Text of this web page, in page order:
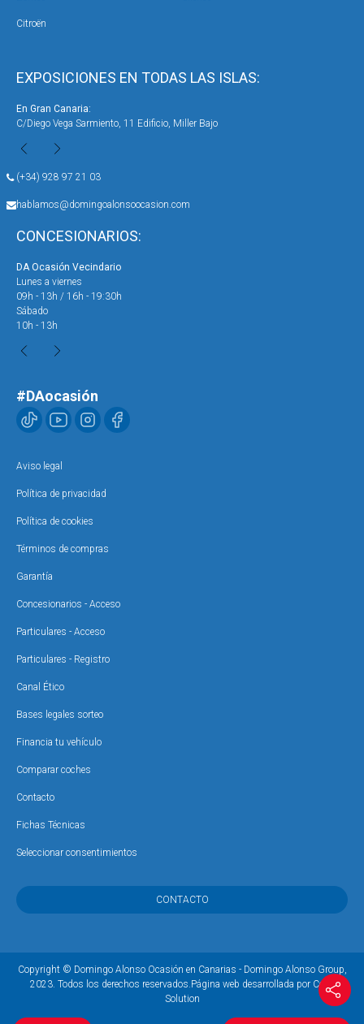
EXPOSICIONES EN TODAS LAS ISLAS:
En Gran Canaria:
C/Diego Vega Sarmiento, 11 Edificio, Miller Bajo
(+34) 928 97 21 03
hablamos@domingoalonsoocasion.com
CONCESIONARIOS:
DA Ocasión Vecindario
Lunes a viernes
09h - 13h / 16h - 19:30h
Sábado
10h - 13h
Citroën
#DAocasión
Aviso legal
Política de privacidad
Política de cookies
Términos de compras
Garantía
Concesionarios - Acceso
Particulares - Acceso
Particulares - Registro
Canal Ético
Bases legales sorteo
Financia tu vehículo
Comparar coches
Contacto
Fichas Técnicas
Seleccionar consentimientos
CONTACTO
Copyright © Domingo Alonso Ocasión en Canarias - Domingo Alonso Group,
2023. Todos los derechos reservados. Página web desarrollada por Coco
Solution